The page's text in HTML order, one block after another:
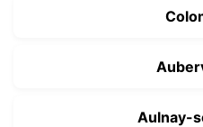
Aulnay-